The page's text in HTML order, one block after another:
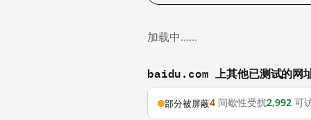
加载中……
baidu.com 上其他已测试的网
部分被屏蔽4 间歇性受扰2,992 可